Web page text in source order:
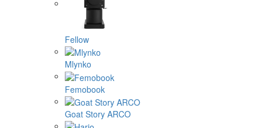
Fellow
Mlynko
Femobook
Goat Story ARCO